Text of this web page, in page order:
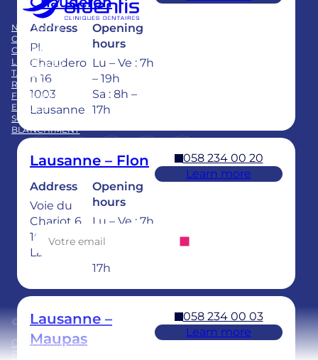
Address
Pl.
Chaudero
n 16
1003
Lausanne
Opening
hours
Lu – Ve : 7h
– 19h
Sa : 8h –
17h
Lausanne – Flon
Address
Voie du
Chariot 6
1003
Lausanne
Opening
hours
Lu – Ve : 7h
– 20h
17h
058 234 00 20
Learn more
Lausanne –
Maupas
058 234 00 03
Learn more
NOS SOINS
CLINIQUES
CARRIÈRE
LE GROUPE
TARIFS
REPRISE CABINET
FORMATION
EQUIPE
SOINS DENTAIRES POUR ENFANTS
BLANCHIMENT
LinkedInInstagramhttps://www.tiktok.com/
Facebook
YouTube
Abonnez-vous à notre newsletter
© 2025 Ardentis
Conditions générales
Politique de confidentialité